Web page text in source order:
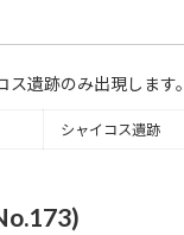
ス遺跡のみ出現します。
シャイコス遺跡